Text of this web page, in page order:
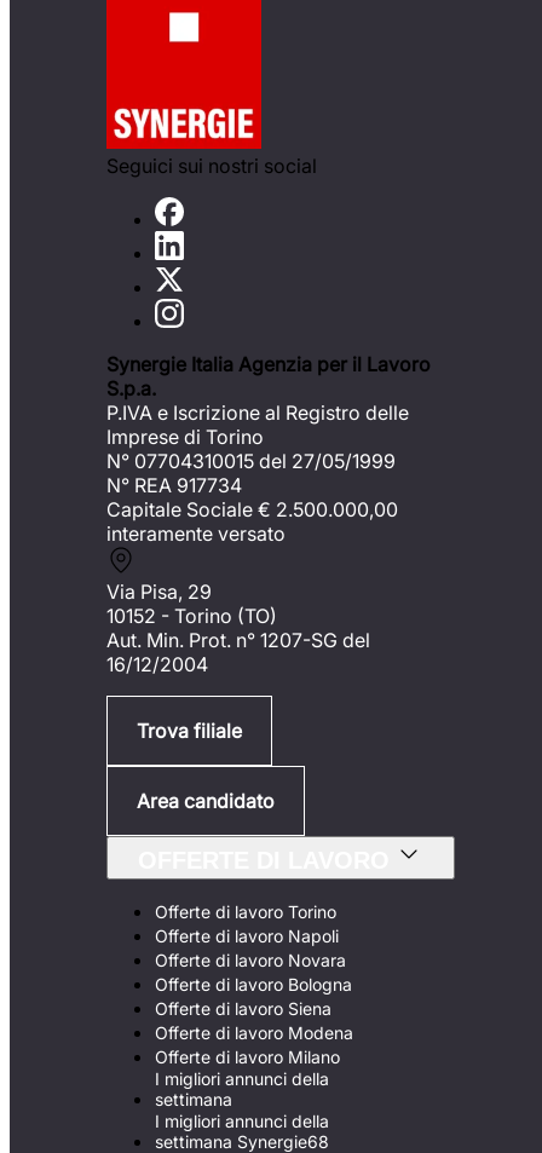
Seguici sui nostri social
Synergie Italia Agenzia per il Lavoro
S.p.a.
P.IVA e Iscrizione al Registro delle
Imprese di Torino
N° 07704310015 del 27/05/1999
N° REA 917734
Capitale Sociale € 2.500.000,00
interamente versato
Via Pisa, 29
10152 - Torino (TO)
Aut. Min. Prot. n° 1207-SG del
16/12/2004
Trova filiale
Area candidato
Offerte di lavoro Torino
Offerte di lavoro Napoli
Offerte di lavoro Novara
Offerte di lavoro Bologna
Offerte di lavoro Siena
Offerte di lavoro Modena
Offerte di lavoro Milano
I migliori annunci della
settimana
I migliori annunci della
settimana Synergie68